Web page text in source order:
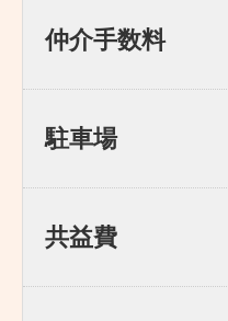
仲介手数料
駐車場
共益費